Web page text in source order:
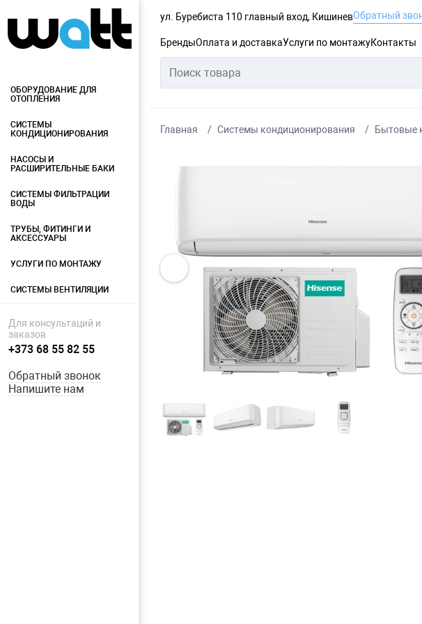
ул. Буребиста 110 главный вход, КишиневОбратный
БрендыОплата и доставкаУслуги по монтажуКонтакты
ОБОРУДОВАНИЕ ДЛЯ
ОТОПЛЕНИЯ
СИСТЕМЫ
КОНДИЦИОНИРОВАНИЯ
НАСОСЫ И
РАСШИРИТЕЛЬНЫЕ БАКИ
СИСТЕМЫ ФИЛЬТРАЦИИ
ВОДЫ
ТРУБЫ, ФИТИНГИ И
АКСЕССУАРЫ
УСЛУГИ ПО МОНТАЖУ
СИСТЕМЫ ВЕНТИЛЯЦИИ
Для консультаций и
заказов
+373 68 55 82 55
Обратный звонок
Напишите нам
Главная Системы кондиционирования Бытовые